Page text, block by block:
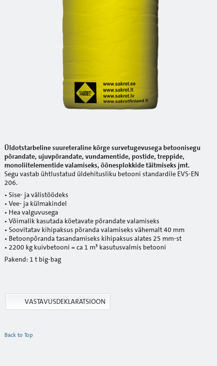
Üldotstarbeline suureteraline kõrge survetugevusega betoonisegu
põrandate, ujuvpõrandate, vundamentide, postide, treppide,
monoliitelementide valamiseks, õõnesplokkide täitmiseks jmt.
Segu vastab ühtlustatud üldehitusliku betooni standardile EVS-EN
206.
• Sise- ja välistöödeks
• Vee- ja külmakindel
• Hea valguvusega
• Võimalik kasutada köetavate põrandate valamiseks
• Soovitatav kihipaksus põranda valamiseks vähemalt 40 mm
• Betoonpõranda tasandamiseks kihipaksus alates 25 mm-st
• 2200 kg kuivbetooni = ca 1 m³ kasutusvalmis betooni
Pakend: 1 t big-bag
VASTAVUSDEKLARATSIOON
Back to Top